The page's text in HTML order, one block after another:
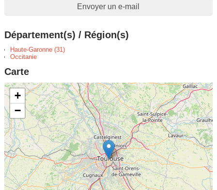
Envoyer un e-mail
Département(s) / Région(s)
Haute-Garonne (31)
Occitanie
Carte
+
−